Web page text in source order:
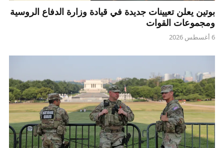
بوتين يعلن تعيينات جديدة في قيادة وزارة الدفاع الروسية
ومجموعات القوات
6 أغسطس 2026